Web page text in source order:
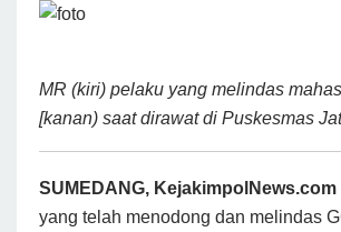
MR (kiri) pelaku yang melindas
[kanan) saat dirawat di Puskesmas
SUMEDANG, KejakimpolNews.com
yang telah menodong dan melindas